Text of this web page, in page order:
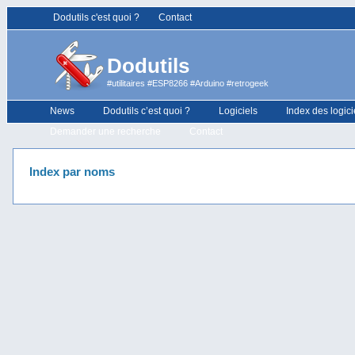
Dodutils c'est quoi ? Contact
Dodutils
#utilitaires #ESP8266 #Arduino #retrogeek
News Dodutils c’est quoi ? Logiciels
Index des
Demander une recherche
Contact
Index par noms